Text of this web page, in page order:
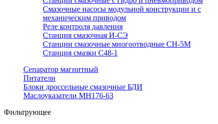
Смазочные насосы модульной конструкции и с
механическим приводом
Реле контроля давления
Станция смазочная И-СЭ
Станции смазочные многоотводные СН-5М
Станция смазки С48-1
Сепаратор магнитный
Питатели
Блоки дроссельные смазочные БДИ
Маслоуказатели МН176-63
Фильтрующее